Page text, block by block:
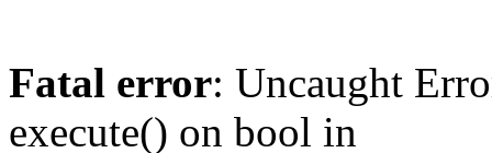
Fatal error: Uncaught
execute() on bool in